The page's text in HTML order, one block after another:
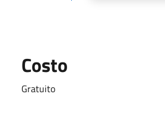
Costo
Gratuito